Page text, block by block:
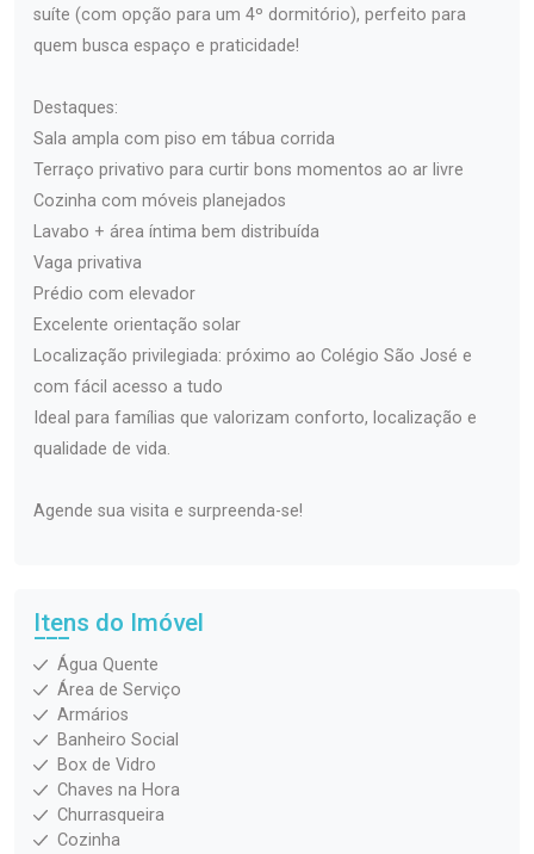
suíte (com opção para um 4º dormitório), perfeito para
quem busca espaço e praticidade!
Destaques:
Sala ampla com piso em tábua corrida
Terraço privativo para curtir bons momentos ao ar livre
Cozinha com móveis planejados
Lavabo + área íntima bem distribuída
Vaga privativa
Prédio com elevador
Excelente orientação solar
Localização privilegiada: próximo ao Colégio São José e
com fácil acesso a tudo
Ideal para famílias que valorizam conforto, localização e
qualidade de vida.
Agende sua visita e surpreenda-se!
Itens do Imóvel
Água Quente
Área de Serviço
Armários
Banheiro Social
Box de Vidro
Chaves na Hora
Churrasqueira
Cozinha